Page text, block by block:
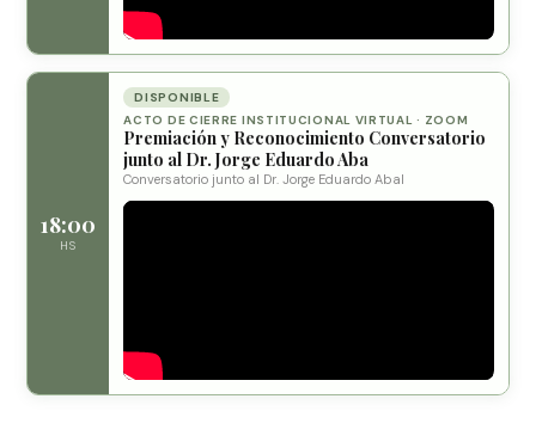
18:00
HS
DISPONIBLE
ACTO DE CIERRE INSTITUCIONAL VIRTUAL · ZOOM
Premiación y Reconocimiento Conversatorio
junto al Dr. Jorge Eduardo Aba
Conversatorio junto al Dr. Jorge Eduardo Abal